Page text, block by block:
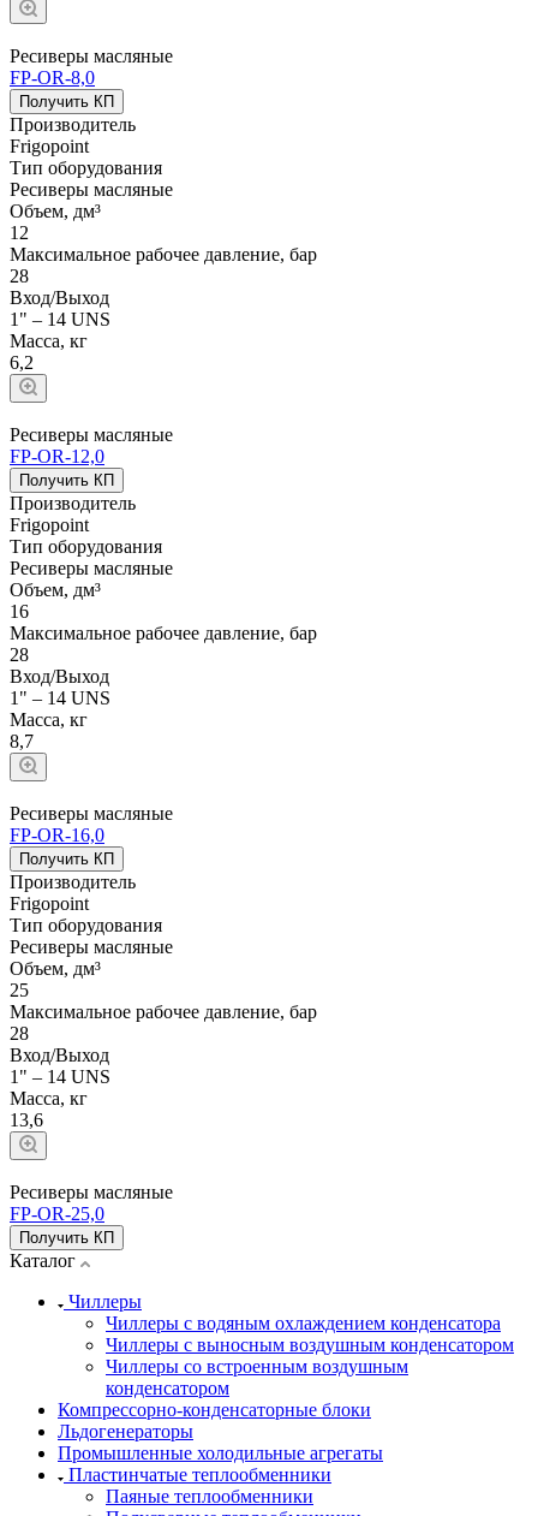
Ресиверы масляные
FP-OR-8,0
Получить КП
Производитель
Frigopoint
Тип оборудования
Ресиверы масляные
Объем, дм³
12
Максимальное рабочее давление, бар
28
Вход/Выход
1" – 14 UNS
Масса, кг
6,2
Ресиверы масляные
FP-OR-12,0
Получить КП
Производитель
Frigopoint
Тип оборудования
Ресиверы масляные
Объем, дм³
16
Максимальное рабочее давление, бар
28
Вход/Выход
1" – 14 UNS
Масса, кг
8,7
Ресиверы масляные
FP-OR-16,0
Получить КП
Производитель
Frigopoint
Тип оборудования
Ресиверы масляные
Объем, дм³
25
Максимальное рабочее давление, бар
28
Вход/Выход
1" – 14 UNS
Масса, кг
13,6
Ресиверы масляные
FP-OR-25,0
Получить КП
Каталог
Чиллеры
Чиллеры с водяным охлаждением конденсатора
Чиллеры с выносным воздушным конденсатором
Чиллеры со встроенным воздушным
конденсатором
Компрессорно-конденсаторные блоки
Льдогенераторы
Промышленные холодильные агрегаты
Пластинчатые теплообменники
Паяные теплообменники